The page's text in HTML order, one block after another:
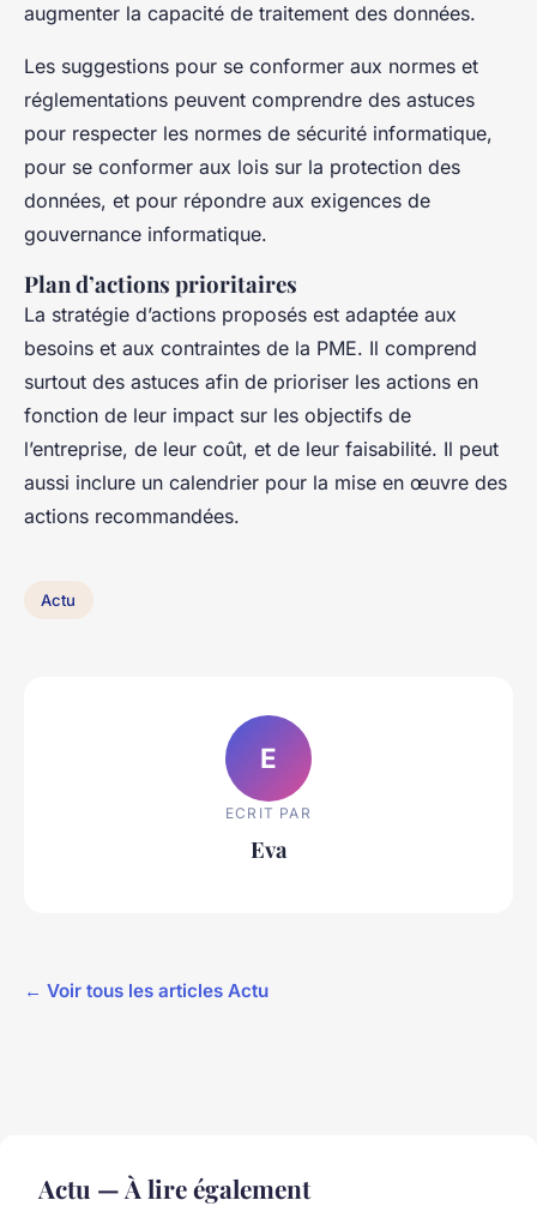
augmenter la capacité de traitement des données.
Les suggestions pour se conformer aux normes et
réglementations peuvent comprendre des astuces
pour respecter les normes de sécurité informatique,
pour se conformer aux lois sur la protection des
données, et pour répondre aux exigences de
gouvernance informatique.
Plan d’actions prioritaires
La stratégie d’actions proposés est adaptée aux
besoins et aux contraintes de la PME. Il comprend
surtout des astuces afin de prioriser les actions en
fonction de leur impact sur les objectifs de
l’entreprise, de leur coût, et de leur faisabilité. Il peut
aussi inclure un calendrier pour la mise en œuvre des
actions recommandées.
Actu
E
ECRIT PAR
Eva
← Voir tous les articles Actu
Actu — À lire également